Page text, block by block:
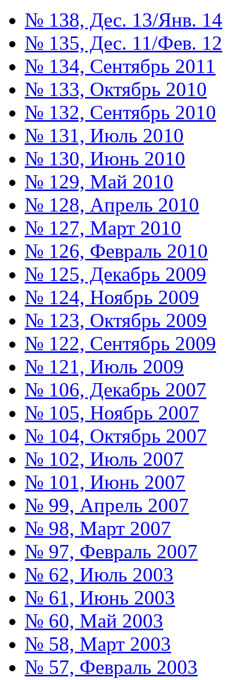
№ 138, Дес. 13/Янв. 14
№ 135, Дес. 11/Фев. 12
№ 134, Сентябрь 2011
№ 133, Октябрь 2010
№ 132, Сентябрь 2010
№ 131, Июль 2010
№ 130, Июнь 2010
№ 129, Май 2010
№ 128, Апрель 2010
№ 127, Март 2010
№ 126, Февраль 2010
№ 125, Декабрь 2009
№ 124, Ноябрь 2009
№ 123, Октябрь 2009
№ 122, Сентябрь 2009
№ 121, Июль 2009
№ 106, Декабрь 2007
№ 105, Ноябрь 2007
№ 104, Октябрь 2007
№ 102, Июль 2007
№ 101, Июнь 2007
№ 99, Апрель 2007
№ 98, Март 2007
№ 97, Февраль 2007
№ 62, Июль 2003
№ 61, Июнь 2003
№ 60, Май 2003
№ 58, Март 2003
№ 57, Февраль 2003